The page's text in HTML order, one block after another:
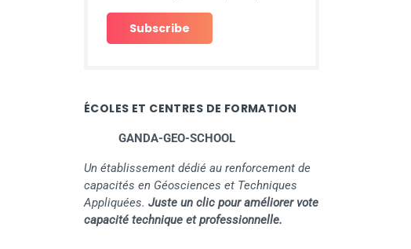
ÉCOLES ET CENTRES DE FORMATION
GANDA-GEO-SCHOOL
Un établissement dédié au renforcement de
capacités en Géosciences et Techniques
Appliquées. Juste un clic pour améliorer vote
capacité technique et professionnelle.